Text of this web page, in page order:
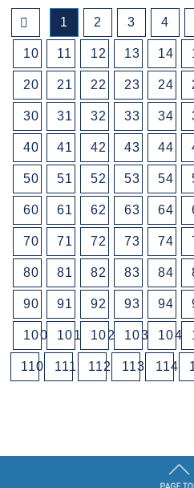
1 2 3 4
10 11 12 13 14
20 21 22 23 24
30 31 32 33 34
40 41 42 43 44
50 51 52 53 54
60 61 62 63 64
70 71 72 73 74
80 81 82 83 84
90 91 92 93 94
100 101 102 103 104
110 111 112 113 114